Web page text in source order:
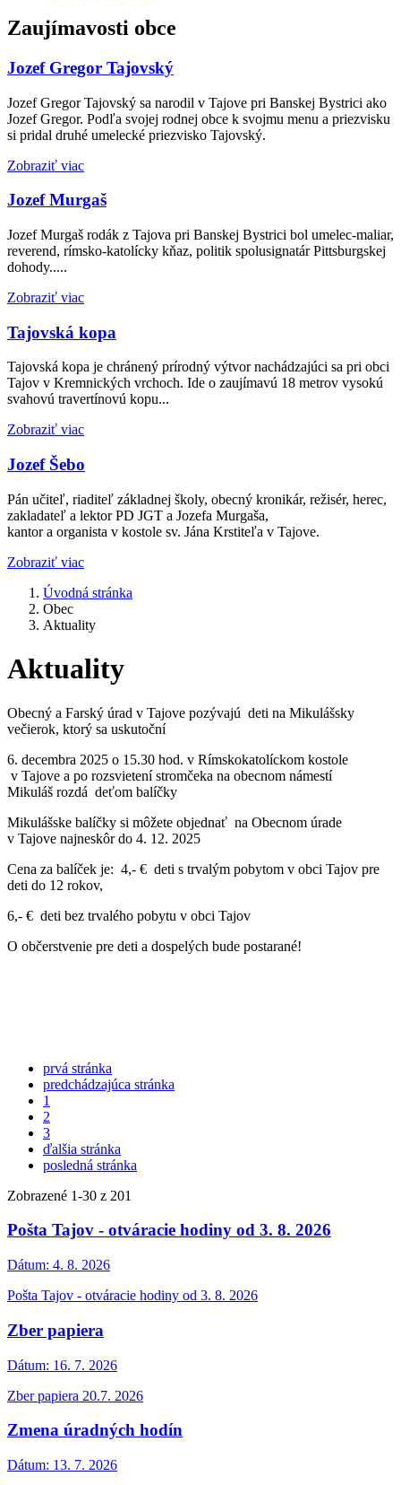
Zaujímavosti obce
Jozef Gregor Tajovský
Jozef Gregor Tajovský sa narodil v Tajove pri Banskej Bystrici ako
Jozef Gregor. Podľa svojej rodnej obce k svojmu menu a priezvisku
si pridal druhé umelecké priezvisko Tajovský.
Zobraziť viac
Jozef Murgaš
Jozef Murgaš rodák z Tajova pri Banskej Bystrici bol umelec-maliar,
reverend, rímsko-katolícky kňaz, politik spolusignatár Pittsburgskej
dohody.....
Zobraziť viac
Tajovská kopa
Tajovská kopa je chránený prírodný výtvor nachádzajúci sa pri obci
Tajov v Kremnických vrchoch. Ide o zaujímavú 18 metrov vysokú
svahovú travertínovú kopu...
Zobraziť viac
Jozef Šebo
Pán učiteľ, riaditeľ základnej školy, obecný kronikár, režisér, herec,
zakladateľ a lektor PD JGT a Jozefa Murgaša,
kantor a organista v kostole sv. Jána Krstiteľa v Tajove.
Zobraziť viac
Úvodná stránka
Obec
Aktuality
Aktuality
Obecný a Farský úrad v Tajove pozývajú deti na Mikulášsky
večierok, ktorý sa uskutoční
6. decembra 2025 o 15.30 hod. v Rímskokatolíckom kostole
v Tajove a po rozsvietení stromčeka na obecnom námestí
Mikuláš rozdá deťom balíčky
Mikulášske balíčky si môžete objednať na Obecnom úrade
v Tajove najneskôr do 4. 12. 2025
Cena za balíček je: 4,- € deti s trvalým pobytom v obci Tajov pre
deti do 12 rokov,
6,- € deti bez trvalého pobytu v obci Tajov
O občerstvenie pre deti a dospelých bude postarané!
prvá stránka
predchádzajúca stránka
1
2
3
ďalšia stránka
posledná stránka
Zobrazené 1-30 z 201
Pošta Tajov - otváracie hodiny od 3. 8. 2026
Dátum: 4. 8. 2026
Pošta Tajov - otváracie hodiny od 3. 8. 2026
Zber papiera
Dátum: 16. 7. 2026
Zber papiera 20.7. 2026
Zmena úradných hodín
Dátum: 13. 7. 2026